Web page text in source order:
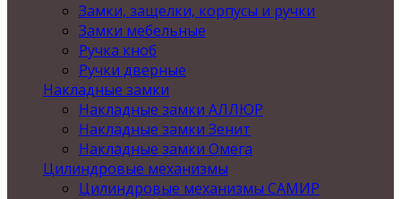
Замки, защелки, корпусы и ручки
Замки мебельные
Ручка кноб
Ручки дверные
Накладные замки
Накладные замки АЛЛЮР
Накладные замки Зенит
Накладные замки Омега
Цилиндровые механизмы
Цилиндровые механизмы САМИР